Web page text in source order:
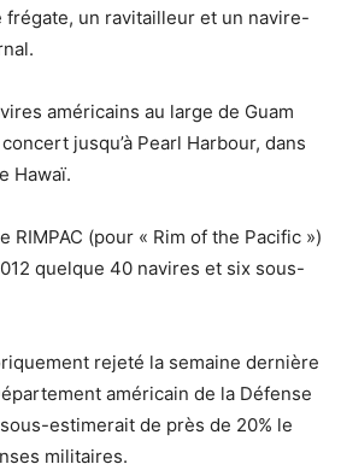
un ravitailleur et un navire-
américains au large de Guam
jusqu’à Pearl Harbour, dans
Hawaï.
RIMPAC (pour « Rim of the Pacific »)
quelque 40 navires et six sous-
rejeté la semaine dernière
américain de la Défense
estimerait de près de 20% le
militaires.